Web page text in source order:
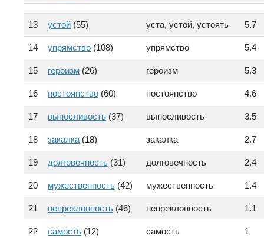
13 устой (55) уста, устой, устоять 5.7
14 упрямство (108) упрямство 5.4
15 героизм (26) героизм 5.3
16 постоянство (60) постоянство 4.6
17 выносливость (37) выносливость 3.5
18 закалка (18) закалка 2.7
19 долговечность (31) долговечность 2.4
20 мужественность (42) мужественность 1.4
21 непреклонность (46) непреклонность 1.1
22 самость (12) самость 1